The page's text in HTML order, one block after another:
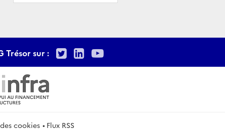
Trésor sur : TwitterLinkedIn
Youtube
cookies Flux RSS